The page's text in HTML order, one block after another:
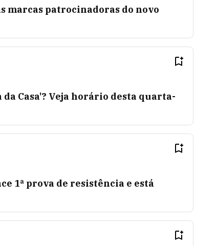
marcas patrocinadoras do novo
Casa'? Veja horário desta quarta-
1ª prova de resistência e está